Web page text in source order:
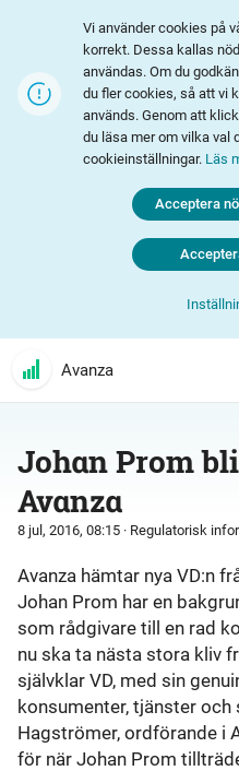
Vi använder cookies på
korrekt. Dessa kallas
användas. Om du
du fler cookies, så att vi
används. Genom att
du läsa mer om vilka val
cookieinställningar. Läs
Acceptera
Avanza
Johan Prom
Avanza
8 jul, 2016, 08:15 · Regulatorisk
Avanza hämtar nya VD:n
Johan Prom har en
som rådgivare till en rad
nu ska ta nästa stora kliv
självklar VD, med sin
konsumenter, tjänster och
Hagströmer, ordförande i
för när Johan Prom